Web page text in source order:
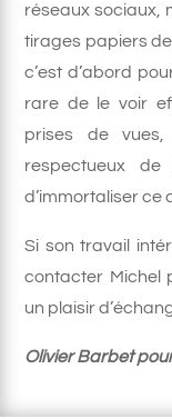
réseaux sociaux,
tirages papiers
c’est d’abord
rare de le voir
prises de
respectueux
d’immortaliser ce
Si son travail
contacter Michel
un plaisir
Olivier Barbet